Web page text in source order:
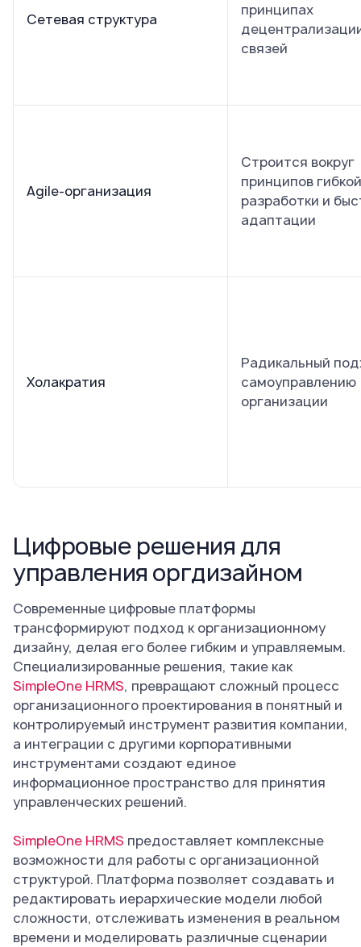
Сетевая структура
принципах
связей
Agile-организация
Строится вокруг
принципов гибкой
разработки и
адаптации
Холакратия
Радикальный
самоуправлению
организации
Цифровые решения для
управления оргдизайном
Современные цифровые платформы
трансформируют подход к организационному
дизайну, делая его более гибким и управляемым.
Специализированные решения, такие как
SimpleOne HRMS, превращают сложный процесс
организационного проектирования в понятный и
контролируемый инструмент развития компании,
а интеграции с другими корпоративными
инструментами создают единое
информационное пространство для принятия
управленческих решений.
SimpleOne HRMS предоставляет комплексные
возможности для работы с организационной
структурой. Платформа позволяет создавать и
редактировать иерархические модели любой
сложности, отслеживать изменения в реальном
времени и моделировать различные сценарии